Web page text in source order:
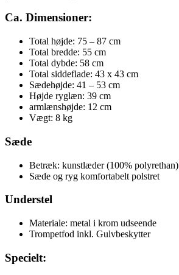
Ca. Dimensioner:
Total højde: 75 – 87 cm
Total bredde: 55 cm
Total dybde: 58 cm
Total siddeflade: 43 x 43 cm
Sædehøjde: 41 – 53 cm
Højde ryglæn: 39 cm
armlænshøjde: 12 cm
Vægt: 8 kg
Sæde
Betræk: kunstlæder (100% polyrethan)
Sæde og ryg komfortabelt polstret
Understel
Materiale: metal i krom udseende
Trompetfod inkl. Gulvbeskytter
Specielt: